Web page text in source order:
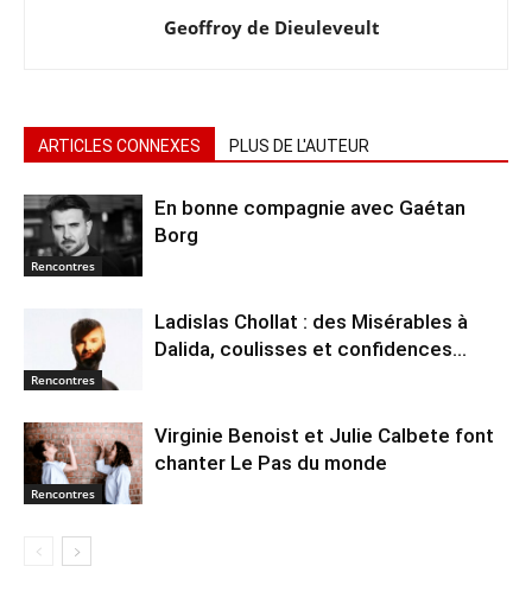
Geoffroy de Dieuleveult
ARTICLES CONNEXES PLUS DE L'AUTEUR
Rencontres
En bonne compagnie avec Gaétan
Borg
Rencontres
Ladislas Chollat : des Misérables à
Dalida, coulisses et confidences…
Rencontres
Virginie Benoist et Julie Calbete font
chanter Le Pas du monde